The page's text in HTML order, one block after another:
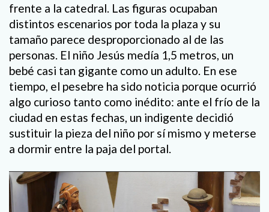
frente a la catedral. Las figuras ocupaban
distintos escenarios por toda la plaza y su
tamaño parece desproporcionado al de las
personas. El niño Jesús medía 1,5 metros, un
bebé casi tan gigante como un adulto. En ese
tiempo, el pesebre ha sido noticia porque ocurrió
algo curioso tanto como inédito: ante el frío de la
ciudad en estas fechas, un indigente decidió
sustituir la pieza del niño por sí mismo y meterse
a dormir entre la paja del portal.